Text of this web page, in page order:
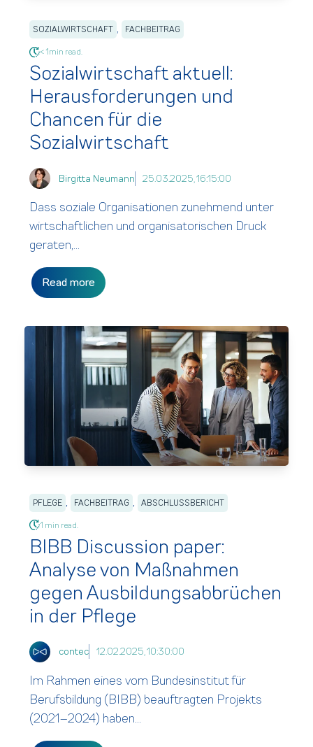
SOZIALWIRTSCHAFT , FACHBEITRAG
< 1min read.
Sozialwirtschaft aktuell:
Herausforderungen und
Chancen für die
Sozialwirtschaft
Birgitta Neumann 25.03.2025, 16:15:00
Dass soziale Organisationen zunehmend unter
wirtschaftlichen und organisatorischen Druck
geraten,...
Read more
PFLEGE , FACHBEITRAG , ABSCHLUSSBERICHT
1 min read.
BIBB Discussion paper:
Analyse von Maßnahmen
gegen Ausbildungs­abbrüchen
in der Pflege
contec 12.02.2025, 10:30:00
Im Rahmen eines vom Bundesinstitut für
Berufsbildung (BIBB) beauftragten Projekts
(2021–2024) haben...